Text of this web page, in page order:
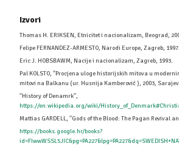
Izvori
Thomas H. ERIKSEN, Etnicitet i nacionalizam, Beograd,
Felipe FERNANDEZ-ARMESTO, Narodi Europe, Zagreb, 1997.
Eric J. HOBSBAWM, Nacije i nacionalizam, Zagreb, 1993.
Pal KOLSTO, ''Procjena uloge historijskih mitova u
mitovi na Balkanu (ur. Husnija Kamberović ), 2003,
''History of Denamrk'',
https://en.wikipedia.org/wiki/
Mattias GARDELL, ''Gods of the Blood: The Pagan Revival
https://books.google.hr/books?